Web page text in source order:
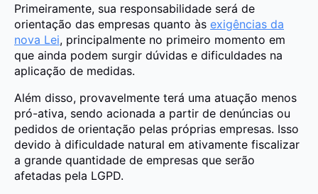
Primeiramente, sua responsabilidade será de
orientação das empresas quanto às exigências da
nova Lei, principalmente no primeiro momento em
que ainda podem surgir dúvidas e dificuldades na
aplicação de medidas.
Além disso, provavelmente terá uma atuação menos
pró-ativa, sendo acionada a partir de denúncias ou
pedidos de orientação pelas próprias empresas. Isso
devido à dificuldade natural em ativamente fiscalizar
a grande quantidade de empresas que serão
afetadas pela LGPD.